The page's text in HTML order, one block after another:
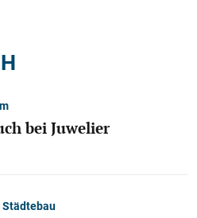
bei Juwelier
Städtebau